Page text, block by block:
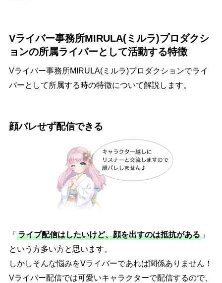
Vライバー事務所MIRULA(ミルラ)プロダクシ
ョンの所属ライバーとして活動する特徴
Vライバー事務所MIRULA(ミルラ)プロダクションでライ
バーとして所属する時の特徴について解説します。
顔バレせず配信できる
「 ライブ配信はしたいけど、顔を出すのは抵抗がある」
という方多い方と思います。
しかしそんな悩みをVライバーであれば関係ありません！
Vライバー配信では可愛いキャラクターで配信するので、